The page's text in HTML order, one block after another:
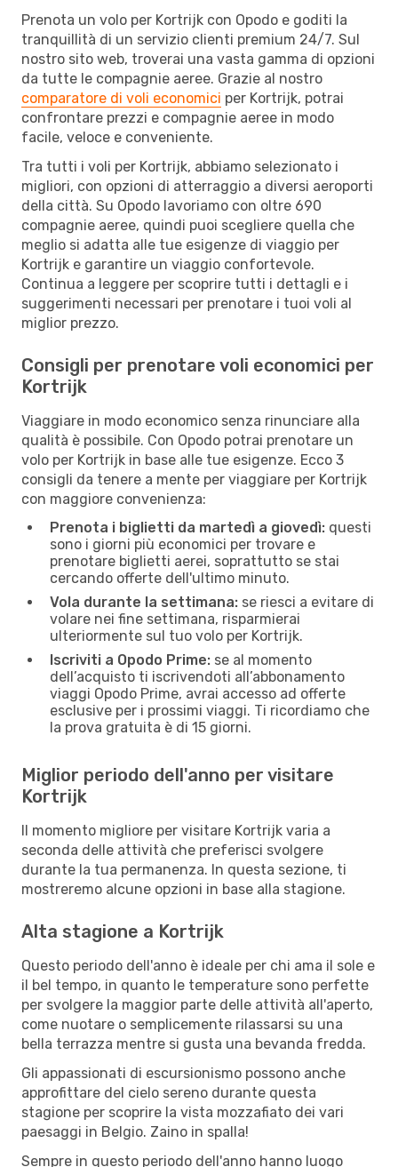
Prenota un volo per Kortrijk con Opodo e goditi la
tranquillità di un servizio clienti premium 24/7. Sul
nostro sito web, troverai una vasta gamma di opzioni
da tutte le compagnie aeree. Grazie al nostro
comparatore di voli economici per Kortrijk, potrai
confrontare prezzi e compagnie aeree in modo
facile, veloce e conveniente.
Tra tutti i voli per Kortrijk, abbiamo selezionato i
migliori, con opzioni di atterraggio a diversi aeroporti
della città. Su Opodo lavoriamo con oltre 690
compagnie aeree, quindi puoi scegliere quella che
meglio si adatta alle tue esigenze di viaggio per
Kortrijk e garantire un viaggio confortevole.
Continua a leggere per scoprire tutti i dettagli e i
suggerimenti necessari per prenotare i tuoi voli al
miglior prezzo.
Consigli per prenotare voli economici per
Kortrijk
Viaggiare in modo economico senza rinunciare alla
qualità è possibile. Con Opodo potrai prenotare un
volo per Kortrijk in base alle tue esigenze. Ecco 3
consigli da tenere a mente per viaggiare per Kortrijk
con maggiore convenienza:
Prenota i biglietti da martedì a giovedì: questi
sono i giorni più economici per trovare e
prenotare biglietti aerei, soprattutto se stai
cercando offerte dell'ultimo minuto.
Vola durante la settimana: se riesci a evitare di
volare nei fine settimana, risparmierai
ulteriormente sul tuo volo per Kortrijk.
Iscriviti a Opodo Prime: se al momento
dell’acquisto ti iscrivendoti all’abbonamento
viaggi Opodo Prime, avrai accesso ad offerte
esclusive per i prossimi viaggi. Ti ricordiamo che
la prova gratuita è di 15 giorni.
Miglior periodo dell'anno per visitare
Kortrijk
Il momento migliore per visitare Kortrijk varia a
seconda delle attività che preferisci svolgere
durante la tua permanenza. In questa sezione, ti
mostreremo alcune opzioni in base alla stagione.
Alta stagione a Kortrijk
Questo periodo dell'anno è ideale per chi ama il sole e
il bel tempo, in quanto le temperature sono perfette
per svolgere la maggior parte delle attività all'aperto,
come nuotare o semplicemente rilassarsi su una
bella terrazza mentre si gusta una bevanda fredda.
Gli appassionati di escursionismo possono anche
approfittare del cielo sereno durante questa
stagione per scoprire la vista mozzafiato dei vari
paesaggi in Belgio. Zaino in spalla!
Sempre in questo periodo dell'anno hanno luogo